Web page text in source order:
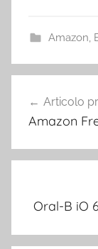
Amazon,
articoli
Articolo
Amazon
Oral-B iO